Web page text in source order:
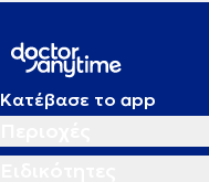
Κατέβασε το app